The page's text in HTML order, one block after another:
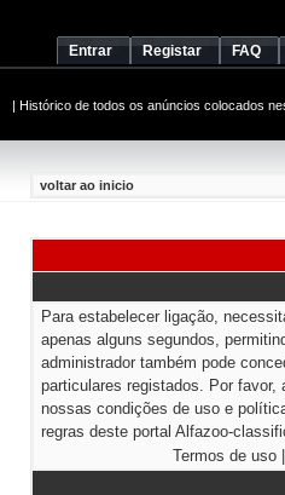
Entrar Registar FAQ
| Histórico de todos os anúncios colocados
voltar ao inicio
Para estabelecer ligação,
apenas alguns segundos,
administrador também pode
particulares registados. Por
nossas condições de uso e
regras deste portal Alfazoo-
Termos de uso|